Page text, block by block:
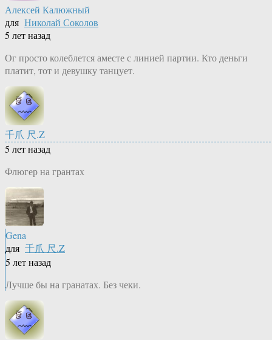
Алексей Калюжный
для Николай Соколов
5 лет назад
Ог просто колеблется аместе с линией партии. Кто деньги
платит, тот и девушку танцует.
千爪 尺.Z
5 лет назад
Флюгер на грантах
Gena
для 千爪 尺.Z
5 лет назад
Лучше бы на гранатах. Без чеки.